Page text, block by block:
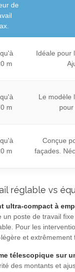
de
m
Idéale pour
m
Le modèle
m
Conçue
façades.
réglable vs
ultra-compact à
poste de travail
Pour les
légère et
télescopique sur
des montants et